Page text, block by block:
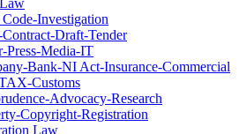
Code-Investigation
Draft-Tender
Press-Media-IT
Bank-NI Act-Insurance-Commercial
Customs
Advocacy-Research
Copyright-Registration
Law